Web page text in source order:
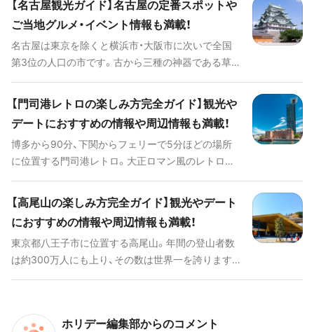
思います。ぜひ、今度の旅行は福井県にしてみてはい
かがでしょうか。
絶景、大人から子供まで楽しめるレジャースポット
など、魅力満載の大分県は国内外からたくさんの観
光客が訪れます。そんな魅力あふれる大分県をまる
っと楽しめる、おすすめ観光スポットをご紹介しま
す。
【名古屋観光ガイド】名古屋の定番スポットや
ご当地グルメ・イベント情報も満載！
名古屋は東京を除くと横浜市・大阪市に次いで全国
第3位の人口の市です。古から三種の神器である草薙
剣が祀られた熱田神宮の街として有名でしたが、江
戸時代に尾張徳川家の城下町として栄えました。さ
らに名古屋・大須・栄・金山など繁華街も多く、地元の
人々の活気を感じられる土地でもあります。 熱田神
宮・大須観音・名古屋城や徳川園など歴史に触れるこ
とができる観光スポットも多い一方で、大須商店街
や栄・金山エリアは名古屋の新しいカルチャーを常
に発信し続けています。また、名古屋港水族館や東山
動植物園など家族や恋人と一緒に楽しむことができ
るスポットが多いのも特徴的です。そして何と言っ
ても名古屋めしです。八丁味噌の甘い味付けの味噌
カツや味噌煮込みうどん、どて焼き、かと思えばあん
かけスパや台湾まぜそばなどのB級グルメまで勢ぞ
ーが入り混じる不思議な都市、名古屋。今回はそんな
【門司港レトロの楽しみ方完全ガイド】観光や
デートにおすすめの情報や周辺情報も満載！
博多から90分、下関からフェリーで5分ほどの場所
に位置する門司港レトロ。大正ロマン風のレトロな
街並みの美しさはもちろん、焼きカレーなどのご当
地グルメや美術館、博物館などの施設など、おもしろ
いスポットが盛りだくさんのエリア。そんな門司港
を魅力を隅から隅まで紹介します。
【高尾山の楽しみ方完全ガイド】観光やデート
におすすめの情報や周辺情報も満載！
東京都八王子市に位置する高尾山。年間の登山者数
は約300万人にも上り、その数は世界一を誇ります。
自然的な魅力にくわえ、整備された登山道、麓から山
力について、詳しくご紹介します。
ホリデー編集部からのコメント